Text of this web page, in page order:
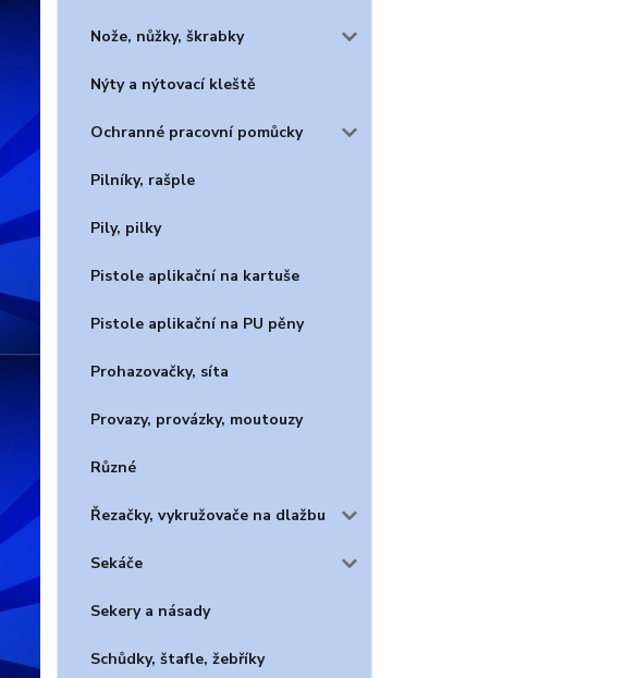
Nože, nůžky, škrabky
Nýty a nýtovací kleště
Ochranné pracovní pomůcky
Pilníky, rašple
Pily, pilky
Pistole aplikační na kartuše
Pistole aplikační na PU pěny
Prohazovačky, síta
Provazy, provázky, moutouzy
Různé
Řezačky, vykružovače na dlažbu
Sekáče
Sekery a násady
Schůdky, štafle, žebříky